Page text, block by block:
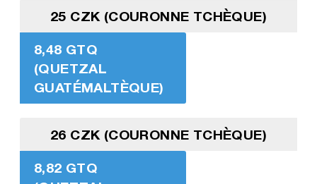
25 CZK (COURONNE TCHÈQUE)
8,48 GTQ
(QUETZAL
GUATÉMALTÈQUE)
26 CZK (COURONNE TCHÈQUE)
8,82 GTQ